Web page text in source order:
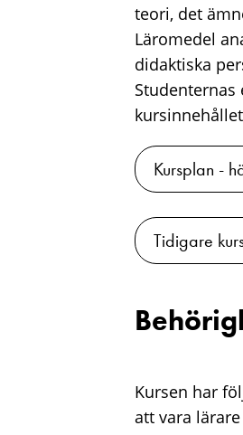
teori, det
Läromedel
didaktiska
Kursplan -
Tidigare
Kursen har
att vara